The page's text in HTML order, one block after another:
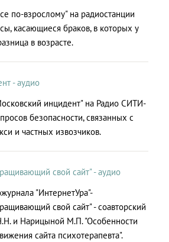
по-взрослому" на радиостанции
касающиеся браков, в которых у
в возрасте.
- аудио
инцидент" на Радио СИТИ-
безопасности, связанных с
и частных извозчиков.
свой сайт" - аудио
"ИнтернетУра"-
свой сайт" - соавторский
и Нарицыной М.П. "Особенности
сайта психотерапевта".